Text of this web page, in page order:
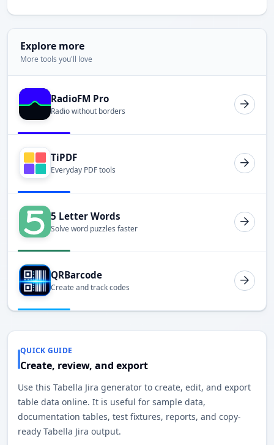
Explore more
More tools you'll love
RadioFM Pro
Radio without borders
TiPDF
Everyday PDF tools
5 Letter Words
Solve word puzzles faster
QRBarcode
Create and track codes
QUICK GUIDE
Create, review, and export
Use this Tabella Jira generator to create, edit, and export
table data online. It is useful for sample data,
documentation tables, test fixtures, reports, and copy-
ready Tabella Jira output.